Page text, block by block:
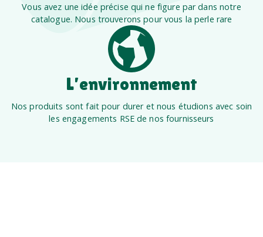
Vous avez une idée précise qui ne figure par dans notre
catalogue. Nous trouverons pour vous la perle rare
L’environnement
Nos produits sont fait pour durer et nous étudions avec soin
les engagements RSE de nos fournisseurs